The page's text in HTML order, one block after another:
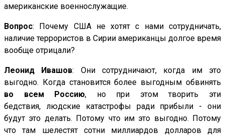
американские военнослужащие.
Вопрос: Почему США не хотят с нами сотрудничать,
наличие террористов в Сирии американцы долгое время
вообще отрицали?
Леонид Ивашов: Они сотрудничают, когда им это
выгодно. Когда становится более выгодным обвинять
во всем Россию, но при этом творить эти
бедствия, людские катастрофы ради прибыли - они
будут это делать. Потому что им это выгодно. Потому
что там шелестят сотни миллиардов долларов для